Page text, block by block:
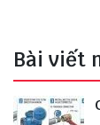
Bài viết